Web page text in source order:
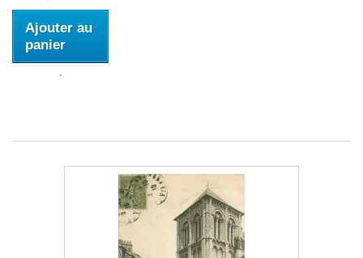
Ajouter au
panier